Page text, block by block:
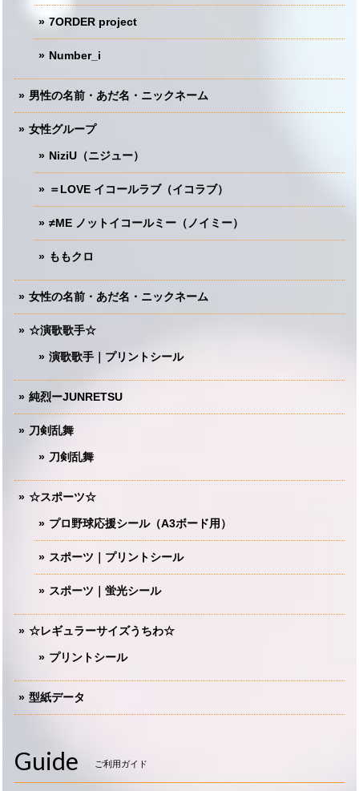
7ORDER project
Number_i
男性の名前・あだ名・ニックネーム
女性グループ
NiziU（ニジュー）
＝LOVE イコールラブ（イコラブ）
≠ME ノットイコールミー（ノイミー）
ももクロ
女性の名前・あだ名・ニックネーム
☆演歌歌手☆
演歌歌手｜プリントシール
純烈ーJUNRETSU
刀剣乱舞
刀剣乱舞
☆スポーツ☆
プロ野球応援シール（A3ボード用）
スポーツ｜プリントシール
スポーツ｜蛍光シール
☆レギュラーサイズうちわ☆
プリントシール
型紙データ
Guide ご利用ガイド